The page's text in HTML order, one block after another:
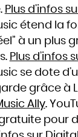
Plus d’infos
étend la
à un plus
Plus d’infos
se dote
grâce à
Ally.
pour